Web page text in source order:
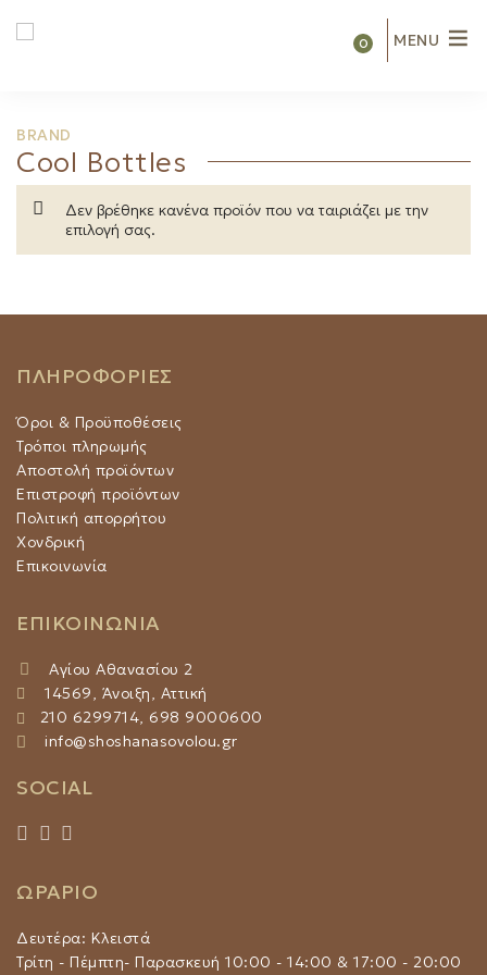
MENU
0
Cool Bottles
Δεν βρέθηκε κανένα προϊόν που να ταιριάζει με την
επιλογή σας.
ΠΛΗΡΟΦΟΡΙΕΣ
Όροι & Προϋποθέσεις
Τρόποι πληρωμής
Αποστολή προϊόντων
Επιστροφή προϊόντων
Πολιτική απορρήτου
Χονδρική
Επικοινωνία
ΕΠΙΚΟΙΝΩΝΙΑ
Αγίου Αθανασίου 2
14569, Άνοιξη, Αττική
210 6299714, 698 9000600
info@shoshanasovolou.gr
SOCIAL
ΩΡΑΡΙΟ
Δευτέρα: Κλειστά
Τρίτη - Πέμπτη- Παρασκευή 10:00 - 14:00 & 17:00 - 20:00